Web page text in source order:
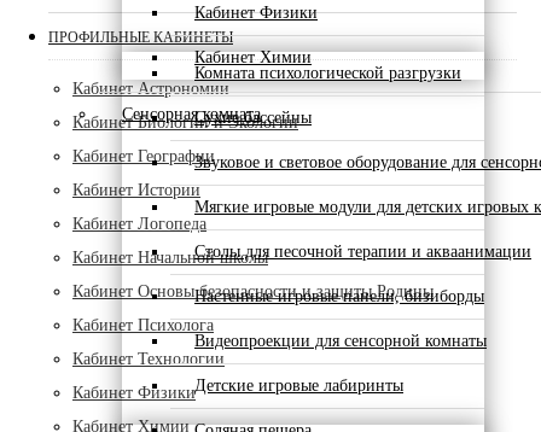
Кабинет Физики
Кабинет Химии
Сенсорная комната
Комната психологической разгрузки
Сухие бассейны
Звуковое и световое оборудование для
Мягкие игровые модули для детских игровых
Столы для песочной терапии и акваанимации
Настенные игровые панели, бизиборды
Видеопроекции для сенсорной комнаты
Детские игровые лабиринты
ПРОФИЛЬНЫЕ КАБИНЕТЫ
Кабинет Астрономии
Кабинет Биологии и Экологии
Кабинет Географии
Кабинет Истории
Кабинет Логопеда
Кабинет Начальной школы
Кабинет Основы безопасности и защиты Родины
Кабинет Психолога
Кабинет Технологии
Кабинет Физики
Кабинет Химии